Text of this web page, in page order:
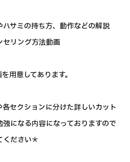
サミの持ち方、動作などの解説
リング方法動画
用意してあります。
セクションに分けた詳しいカット
になる内容になっておりますので
ください＊